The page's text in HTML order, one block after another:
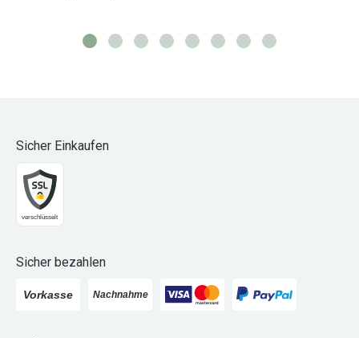
Sicher Einkaufen
Sicher bezahlen